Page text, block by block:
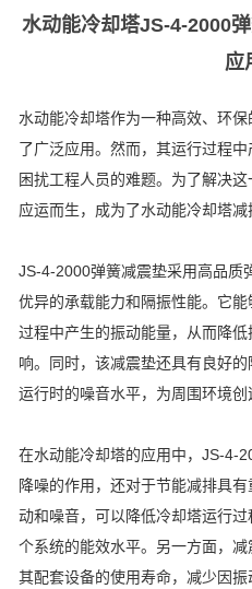
水动能冷却塔JS-4-2000
应
水动能冷却塔作为一种高效、环
了广泛应用。然而，其运行过程
困扰工程人员的难题。为了解决
应运而生，成为了水动能冷却塔减
JS-4-2000弹簧减震垫采用高品质
优异的承载能力和隔振性能。它
过程中产生的振动能量，从而降
响。同时，该减震垫还具有良好
运行时的噪音水平，为周围环境创
在水动能冷却塔的应用中，JS-4-
降噪的作用，还对于节能减排具
动和噪音，可以降低冷却塔运行
个系统的能效水平。另一方面，
其配套设备的使用寿命，减少因